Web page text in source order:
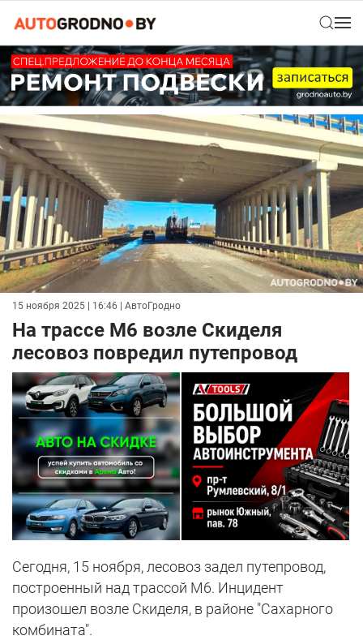
15 ноября 2025 | 16:46 | АвтоГродно
На трассе М6 возле Скиделя
лесовоз повредил путепровод
Сегодня, 15 ноября, лесовоз задел путепровод,
построенный над трассой М6. Инцидент
произошел возле Скиделя, в районе "Сахарного
комбината".